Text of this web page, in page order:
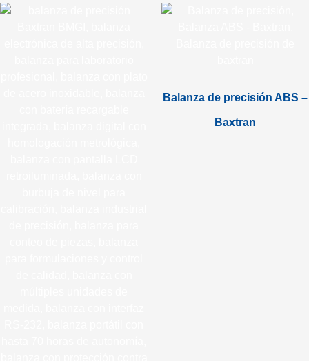
Balanza de precisión ABS –
Baxtran